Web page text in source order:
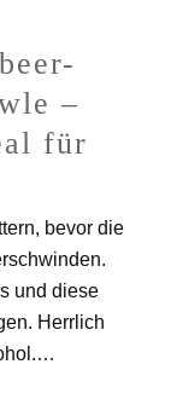
–
für
bevor die
und diese
Herrlich